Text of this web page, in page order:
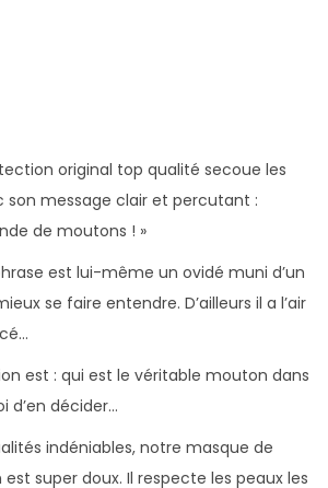
original top qualité secoue les
son message clair et percutant :
de moutons ! »
est lui-même un ovidé muni d’un
se faire entendre. D’ailleurs il a l’air
est : qui est le véritable mouton dans
d’en décider…
indéniables, notre masque de
super doux. Il respecte les peaux les